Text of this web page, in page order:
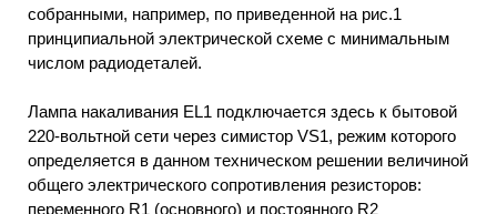
собранными, например, по приведенной на рис.1
принципиальной электрической схеме с минимальным
числом радиодеталей.
Лампа накаливания ЕL1 подключается здесь к бытовой
220-вольтной сети через симистор VS1, режим которого
определяется в данном техническом решении величиной
общего электрического сопротивления резисторов:
переменного R1 (основного) и постоянного R2